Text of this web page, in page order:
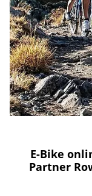
E-Bike
Partner